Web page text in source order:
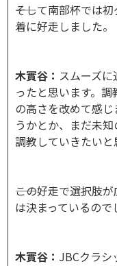
――そして南部杯では
着に好走しました。
木實谷： スムーズ
ったと思います。
の高さを改めて感
うかとか、まだ未
調教していきたいと
――この好走で選択肢
は決まっているので
木實谷： JBCクラシ